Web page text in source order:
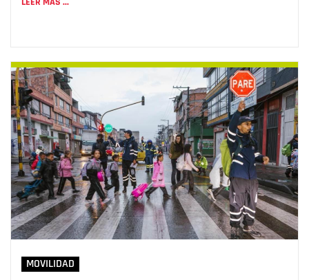
MOVILIDAD